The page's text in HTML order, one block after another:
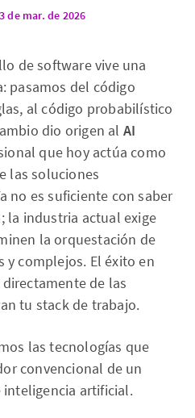
de mar. de 2026
de software vive una
pasamos del código
al código probabilístico
dio origen al AI
que hoy actúa como
las soluciones
no es suficiente con saber
la industria actual exige
la orquestación de
y complejos. El éxito en
de las
tu stack de trabajo.
las tecnologías que
convencional de un
artificial.